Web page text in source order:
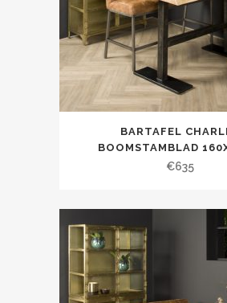
BARTAFEL
BOOMSTAMBLAD
€635